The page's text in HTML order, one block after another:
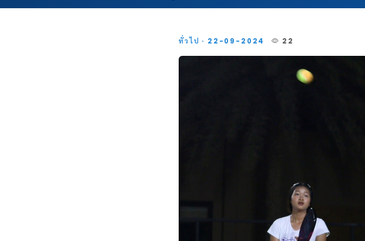
ทั่วไป · 22-09-2024 22